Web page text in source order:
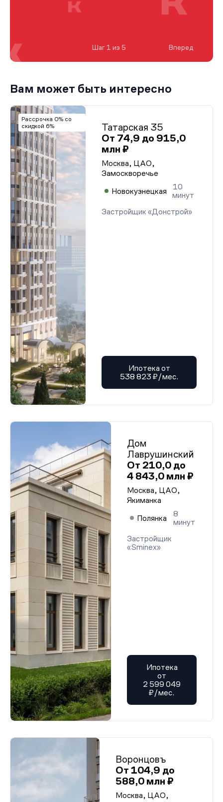
Шаг 1 из 5 Вперед
Вам может быть интересно
Рассрочка 0% со
скидкой 6%
Татарская 35
От 74,9 до 915,0
млн ₽
Москва, ЦАО,
Замоскворечье
Новокузнецкая
10
минут
Застройщик «Донстрой»
Ипотека от
538 823 ₽/мес.
Дом
Лаврушинский
От 210,0 до
4 843,0 млн ₽
Москва, ЦАО,
Якиманка
Полянка
8
минут
Застройщик
«Sminex»
Ипотека
от
2 599 049
₽/мес.
Воронцовъ
От 104,9 до
588,0 млн ₽
Москва, ЦАО,